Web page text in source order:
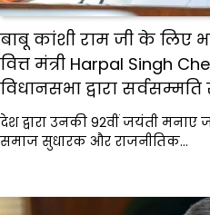
बाबू कांशी राम जी के लिए
वित्त मंत्री Harpal Singh
विधानसभा द्वारा
देश द्वारा उनकी 92वीं जयंती
समाज सुधारक और राजनीतिक…